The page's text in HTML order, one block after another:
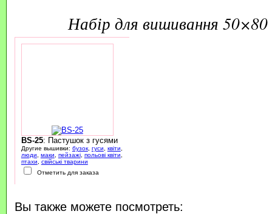
набір для вишивання 50×80
BS-25: Пастушок з гусями
Другие вышивки: бузок, гуси квіти
люди
маки пейзажі, польові квіти
птахи
свійські тварини
Отметить для заказа
Вы также можете посмотреть: